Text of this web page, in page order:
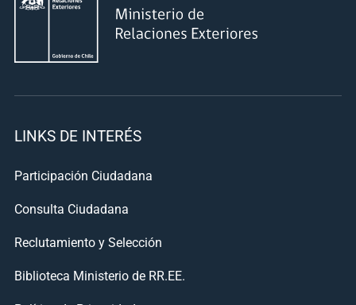
LINKS DE INTERÉS
Participación Ciudadana
Consulta Ciudadana
Reclutamiento y Selección
Biblioteca Ministerio de RR.EE.